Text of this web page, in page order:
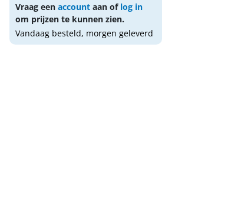
Vraag eenaccount aan of log in
om prijzen te kunnen zien.
Vandaag besteld, morgen geleverd